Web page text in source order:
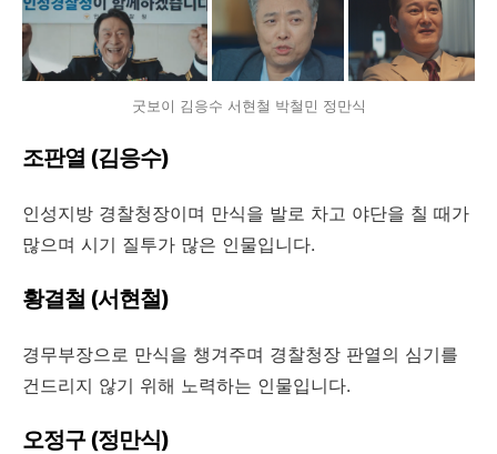
굿보이 김응수 서현철 박철민 정만식
조판열 (김응수)
인성지방 경찰청장이며 만식을 발로 차고 야단을 칠 때가
많으며 시기 질투가 많은 인물입니다.
황결철 (서현철)
경무부장으로 만식을 챙겨주며 경찰청장 판열의 심기를
건드리지 않기 위해 노력하는 인물입니다.
오정구 (정만식)